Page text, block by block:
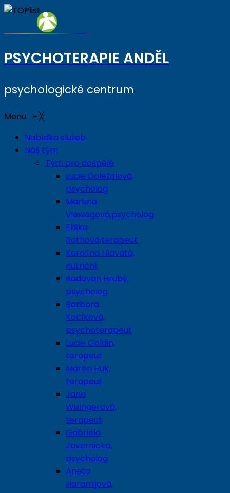
PSYCHOTERAPIE ANDĚL
psychologické centrum
Menu ≡╳
Nabídka služeb
Náš tým
Tým pro dospělé
Lucie Doležalová,
psycholog
Martina
Viewegová,psycholog
Eliška
Rothová,terapeut
Karolína Hlavatá,
nutriční
Radovan Hrubý,
psycholog
Barbora
Kočíková,
psychoterapeut
Lucie Goldin,
terapeut
Martin Huk,
terapeut
Jana
Wisingerová,
terapeut
Gabriela
Javornická,
psycholog
Aneta
Haramijová,